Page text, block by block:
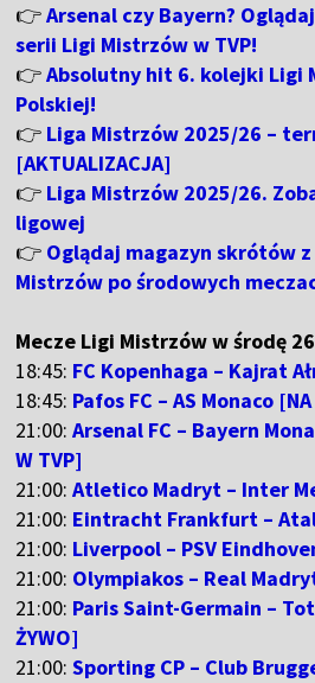
👉Arsenal czy Bayern?
serii Ligi Mistrzów w TVP!
👉Absolutny hit 6. kolejki Ligi
Polskiej!
👉 Liga Mistrzów 2025/26 –
[AKTUALIZACJA]
👉 Liga Mistrzów 2025/26.
ligowej
👉 Oglądaj magazyn skrótów
Mistrzów po środowych
Mecze Ligi Mistrzów w środę
18:45: FC Kopenhaga – Kajrat
18:45: Pafos FC – AS Monaco
21:00:Arsenal FC – Bayern
W TVP]
21:00:Atletico Madryt – Inter
21:00: Eintracht Frankfurt –
21:00: Liverpool – PSV
21:00: Olympiakos – Real
21:00: Paris Saint-Germain –
ŻYWO]
21:00:Sporting CP – Club